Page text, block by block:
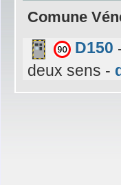
Comune
D150
deux sens -